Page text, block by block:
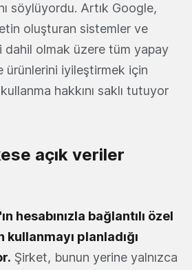
söylüyordu. Artık Google,
oluşturan sistemler ve
dahil olmak üzere tüm yapay
ürünlerini iyileştirmek için
hakkını saklı tutuyor
açık veriler
hesabınızla bağlantılı özel
planladığı
Şirket, bunun yerine yalnızca